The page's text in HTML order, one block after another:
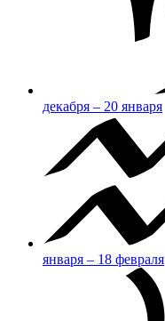
декабря – 20 января
января – 18 февраля